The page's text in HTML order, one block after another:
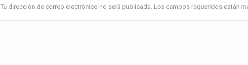
Tu dirección de correo electrónico no será publicada. Los campos requeridos están